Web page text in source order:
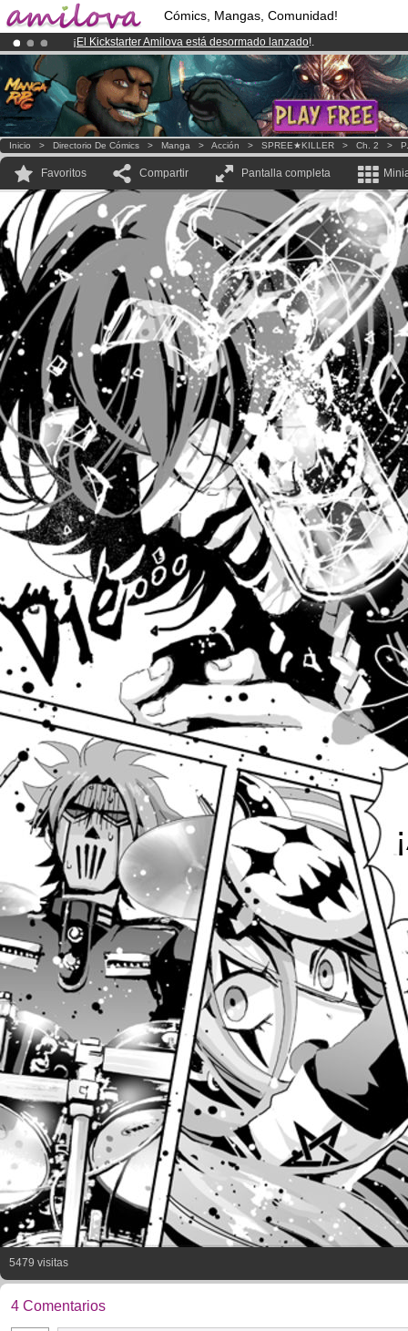
Cómics, Mangas, Comunidad!
¡ El Kickstarter Amilova está desormado lanzado!.
¡Conviertete en Premium por3.95 eurosal mes!Hazte Premium ya
¡Ya tenemos 134393miembrosy 1208 Cómics y Mangas!.
Inicio > Directorio De Cómics > Manga > Acción > SPREE★KILLER > Ch. 2 >
Favoritos Compartir Pantalla completa
5479 visitas
4 Comentarios